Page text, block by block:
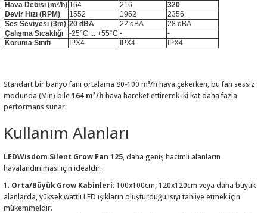
Hava Debisi (m³/h) 164 216
320
Devir Hızı (RPM)
1552 1952
2356
Ses Seviyesi (3m) 20 dBA 22 dBA
28 dBA
Çalışma Sıcaklığı
-25°C ... +55°C -
-
Koruma Sınıfı
IPX4 IPX4 IPX4
Standart bir banyo fanı ortalama 80-100 m³/h hava çekerken, bu fan sessiz
modunda (Min) bile 164 m³/h hava hareket ettirerek iki kat daha fazla
performans sunar.
Kullanım Alanları
LEDWisdom Silent Grow Fan 125 , daha geniş hacimli alanların
havalandırılması için idealdir:
Orta/Büyük Grow Kabinleri:100x100cm, 120x120cm veya daha büyük
alanlarda, yüksek wattlı LED ışıkların oluşturduğu ısıyı tahliye etmek için
mükemmeldir.